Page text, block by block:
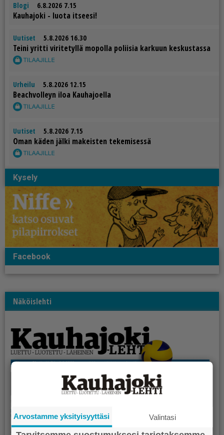
Blogi 6.8.2026 7.15
Kau­ha­jo­ki - luo­ta it­see­si!
Uutiset 5.8.2026 16.30
Tei­ni yrit­ti vi­ri­te­tyl­lä mo­pol­la po­lii­sia kar­kuun kes­kus­tas­sa
Urheilu 5.8.2026 12.15
Be­ach­vol­leyn iloa Kau­ha­jo­el­la
Uutiset 5.8.2026 7.15
Oman kä­den jäl­ki ma­keis­ten te­ke­mi­ses­sä
Kysely
Facebook
Näköislehti
Arvostamme yksityisyyttäsi Valintasi